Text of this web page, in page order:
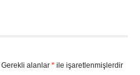
Gerekli alanlar *ile işaretlenmişlerdir